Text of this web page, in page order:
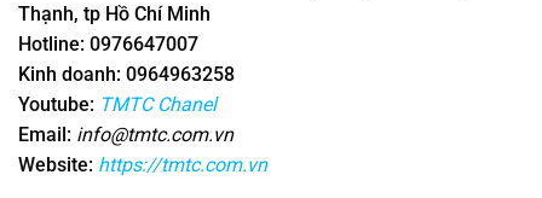
Thạnh, tp Hồ Chí Minh
Hotline: 0976647007
Kinh doanh: 0964963258
Youtube: TMTC Chanel
Email: info@tmtc.com.vn
Website: https://tmtc.com.vn